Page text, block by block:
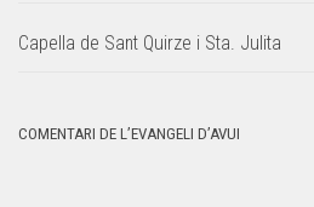
Capella de Sant Quirze i Sta. Julita
COMENTARI DE L’EVANGELI D’AVUI